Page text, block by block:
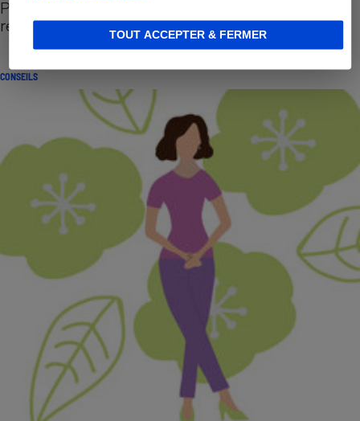
TOUT ACCEPTER & FERMER
Problèmes urinaires - Comment lutter contre la
rétention urinaire
CONSEILS